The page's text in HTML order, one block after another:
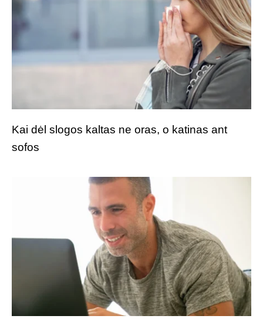
Kai dėl slogos kaltas ne oras, o katinas ant
sofos